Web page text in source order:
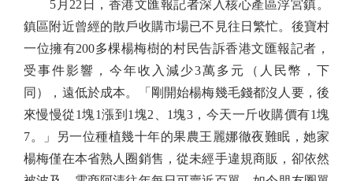
5月22日，香港文匯報記者深入核心產區浮宮鎮。
鎮區附近曾經的散戶收購市場已不見往日繁忙。後寶村
一位擁有200多棵楊梅樹的村民告訴香港文匯報記者，
受事件影響，今年收入減少3萬多元（人民幣，下
同），遠低於成本。「剛開始楊梅幾毛錢都沒人要，後
來慢慢從1塊1漲到1塊2、1塊3，今天一斤收購價有1塊
7。」另一位種植幾十年的果農王麗娜徹夜難眠，她家
楊梅僅在本省熟人圈銷售，從未經手違規商販，卻依然